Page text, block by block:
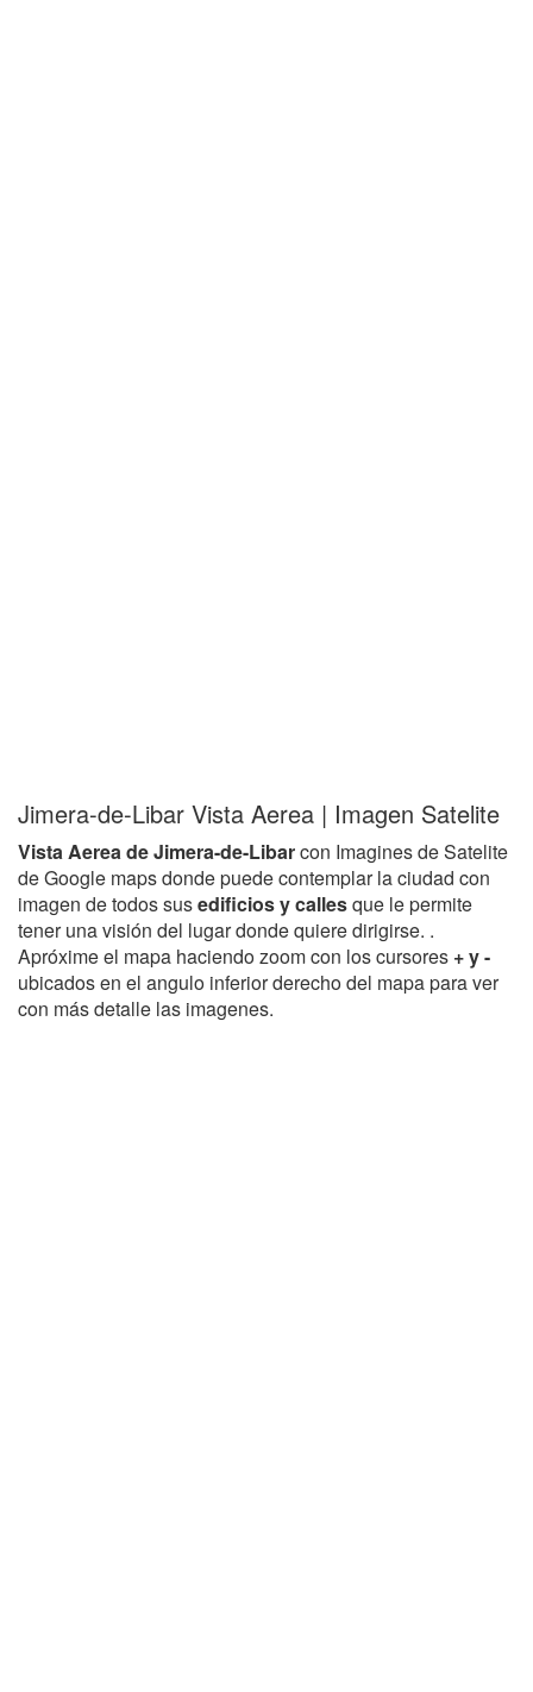
Jimera-de-Libar Vista Aerea | Imagen Satelite
Vista Aerea de Jimera-de-Libarcon Imagines de Satelite
de Google maps donde puede contemplar la ciudad con
imagen de todos susedificios y callesque le permite
tener una visión del lugar donde quiere dirigirse. .
Apróxime el mapa haciendo zoom con los cursores + y -
ubicados en el angulo inferior derecho del mapa para ver
con más detalle las imagenes.